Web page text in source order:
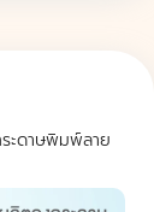
ะดาษพิมพ์ลาย